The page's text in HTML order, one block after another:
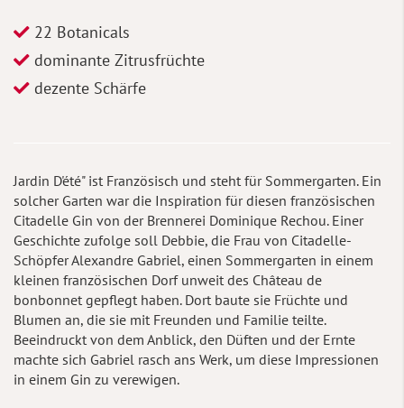
22 Botanicals
dominante Zitrusfrüchte
dezente Schärfe
Jardin D'été" ist Französisch und steht für Sommergarten. Ein
solcher Garten war die Inspiration für diesen französischen
Citadelle Gin von der Brennerei Dominique Rechou. Einer
Geschichte zufolge soll Debbie, die Frau von Citadelle-
Schöpfer Alexandre Gabriel, einen Sommergarten in einem
kleinen französischen Dorf unweit des Château de
bonbonnet gepflegt haben. Dort baute sie Früchte und
Blumen an, die sie mit Freunden und Familie teilte.
Beeindruckt von dem Anblick, den Düften und der Ernte
machte sich Gabriel rasch ans Werk, um diese Impressionen
in einem Gin zu verewigen.